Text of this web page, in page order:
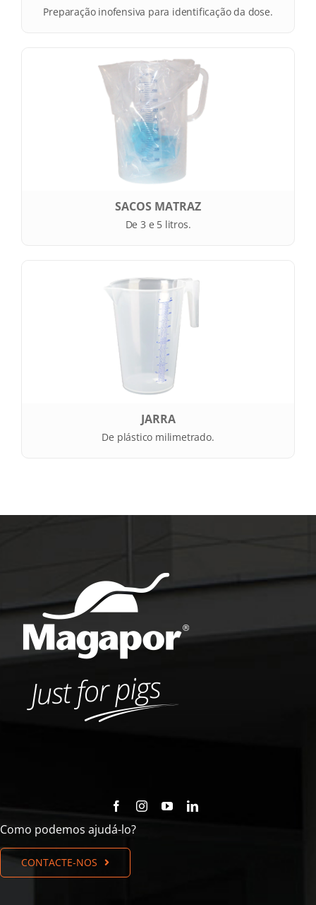
Preparação inofensiva para identificação da dose.
SACOS MATRAZ
De 3 e 5 litros.
JARRA
De plástico milimetrado.
Como podemos ajudá-lo?
CONTACTE-NOS